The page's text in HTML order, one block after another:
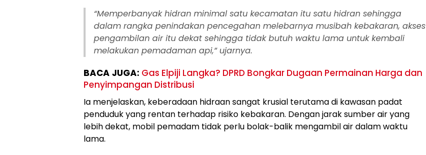
“Memperbanyak hidran minimal satu kecamatan itu satu hidran sehingga
dalam rangka penindakan pencegahan melebarnya musibah kebakaran, akses
pengambilan air itu dekat sehingga tidak butuh waktu lama untuk kembali
melakukan pemadaman api,” ujarnya.‎‎
BACA JUGA: ‎Gas Elpiji Langka? DPRD Bongkar Dugaan Permainan Harga dan
Penyimpangan Distribusi
Ia menjelaskan, keberadaan hidraan sangat krusial terutama di kawasan padat
penduduk yang rentan terhadap risiko kebakaran. Dengan jarak sumber air yang
lebih dekat, mobil pemadam tidak perlu bolak-balik mengambil air dalam waktu
lama.‎‎